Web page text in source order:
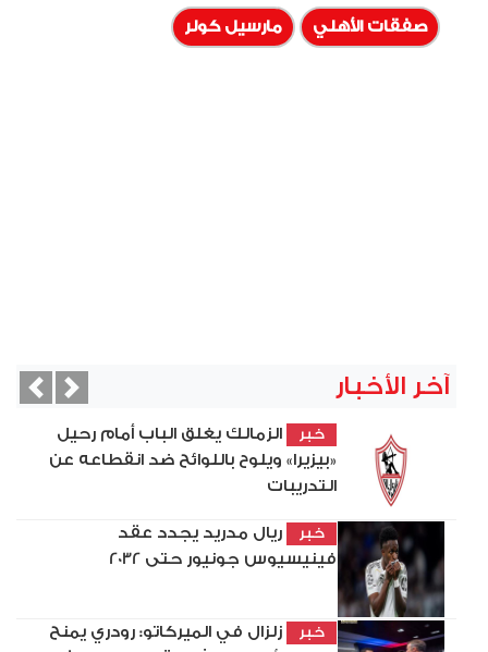
صفقات الأهلي مارسيل كولر
آخر الأخبار
خبر
الزمالك يغلق الباب أمام رحيل
«بيزيرا» ويلوح باللوائح ضد انقطاعه عن
التدريبات
خبر
ريال مدريد يجدد عقد
فينيسيوس جونيور حتى 2032
خبر
زلزال في الميركاتو: رودري يمنح
Next